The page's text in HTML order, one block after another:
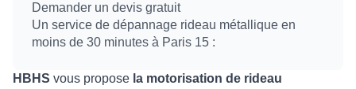
Demander un devis gratuit
Un service de dépannage rideau métallique en
moins de 30 minutes à Paris 15 :
HBHS vous propose la motorisation de rideau